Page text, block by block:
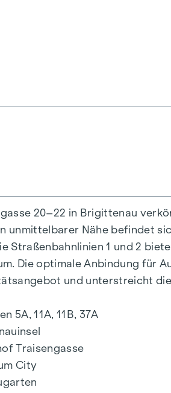
zu großzügigen
heißesten Tagen.
Sonnenschutz
Fernwärme
Dach
und
App „puck“
von ca. 38 bis 124 m2
Dachterrassen
20–22 in Brigittenau
unmittelbarer Nähe befindet
Straßenbahnlinien 1 und 2
Die optimale Anbindung für
und unterstreicht
5A, 11A, 11B, 37A
Traisengasse
City